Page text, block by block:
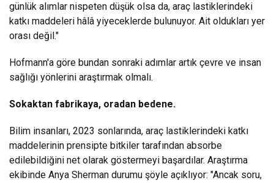
günlük alımlar nispeten düşük olsa da, araç lastiklerindeki
katkı maddeleri hâlâ yiyeceklerde bulunuyor. Ait oldukları yer
orası değil."
Hofmann'a göre bundan sonraki adımlar artık çevre ve insan
sağlığı yönlerini araştırmak olmalı.
Sokaktan fabrikaya, oradan bedene.
Bilim insanları, 2023 sonlarında, araç lastiklerindeki katkı
maddelerinin prensipte bitkiler tarafından absorbe
edilebildiğini net olarak göstermeyi başardılar. Araştırma
ekibinde Anya Sherman durumu şöyle açıklıyor: "Ancak soru,